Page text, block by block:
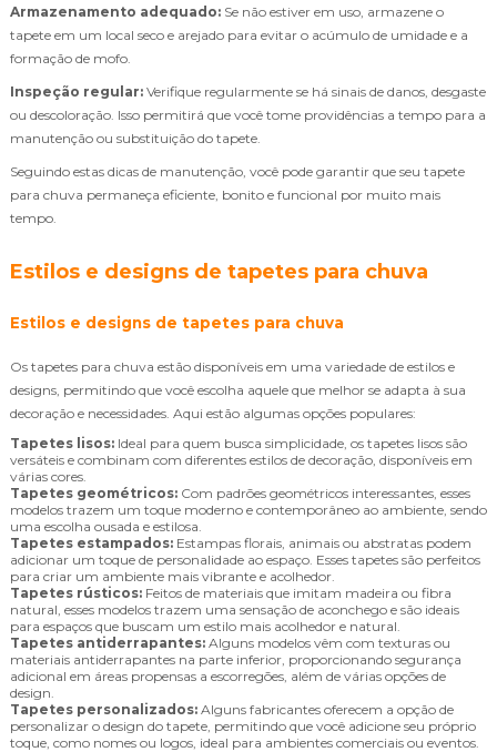
Armazenamento adequado: Se não estiver em uso, armazene o
tapete em um local seco e arejado para evitar o acúmulo de umidade e a
formação de mofo.
Inspeção regular: Verifique regularmente se há sinais de danos, desgaste
ou descoloração. Isso permitirá que você tome providências a tempo para a
manutenção ou substituição do tapete.
Seguindo estas dicas de manutenção, você pode garantir que seu tapete
para chuva permaneça eficiente, bonito e funcional por muito mais
tempo.
Estilos e designs de tapetes para chuva
Estilos e designs de tapetes para chuva
Os tapetes para chuva estão disponíveis em uma variedade de estilos e
designs, permitindo que você escolha aquele que melhor se adapta à sua
decoração e necessidades. Aqui estão algumas opções populares:
Tapetes lisos: Ideal para quem busca simplicidade, os tapetes lisos são
versáteis e combinam com diferentes estilos de decoração, disponíveis em
várias cores.
Tapetes geométricos: Com padrões geométricos interessantes, esses
modelos trazem um toque moderno e contemporâneo ao ambiente, sendo
uma escolha ousada e estilosa.
Tapetes estampados: Estampas florais, animais ou abstratas podem
adicionar um toque de personalidade ao espaço. Esses tapetes são perfeitos
para criar um ambiente mais vibrante e acolhedor.
Tapetes rústicos: Feitos de materiais que imitam madeira ou fibra
natural, esses modelos trazem uma sensação de aconchego e são ideais
para espaços que buscam um estilo mais acolhedor e natural.
Tapetes antiderrapantes: Alguns modelos vêm com texturas ou
materiais antiderrapantes na parte inferior, proporcionando segurança
adicional em áreas propensas a escorregões, além de várias opções de
design.
Tapetes personalizados: Alguns fabricantes oferecem a opção de
personalizar o design do tapete, permitindo que você adicione seu próprio
toque, como nomes ou logos, ideal para ambientes comerciais ou eventos.